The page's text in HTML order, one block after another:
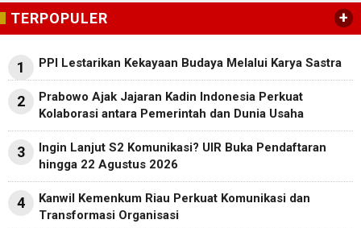
TERPOPULER +
1 PPI Lestarikan Kekayaan Budaya Melalui Karya Sastra
2
Prabowo Ajak Jajaran Kadin Indonesia Perkuat
Kolaborasi antara Pemerintah dan Dunia Usaha
3
Ingin Lanjut S2 Komunikasi? UIR Buka Pendaftaran
hingga 22 Agustus 2026
4
Kanwil Kemenkum Riau Perkuat Komunikasi dan
Transformasi Organisasi